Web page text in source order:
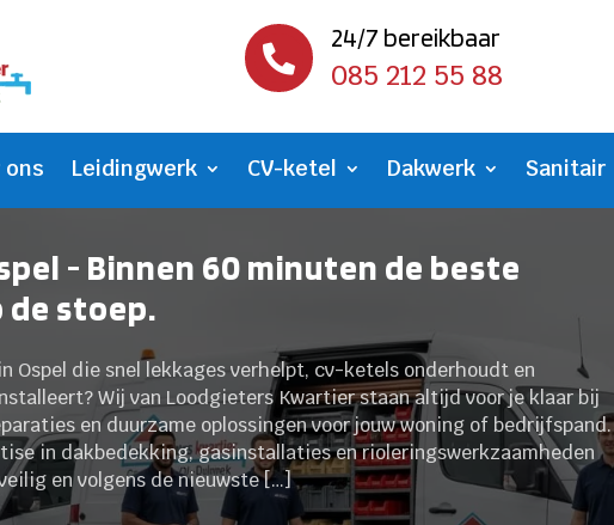

24/7 bereikbaar
085 212 55 88
ons Leidingwerk CV-ketel Dakwerk Sanitair
- Binnen 60 minuten de beste
stoep.
Ospel die snel lekkages verhelpt, cv-ketels onderhoudt en
Wij van Loodgieters Kwartier staan altijd voor je klaar bij
en duurzame oplossingen voor jouw woning of bedrijfspand.
in dakbedekking, gasinstallaties en rioleringswerkzaamheden
en volgens de nieuwste […]